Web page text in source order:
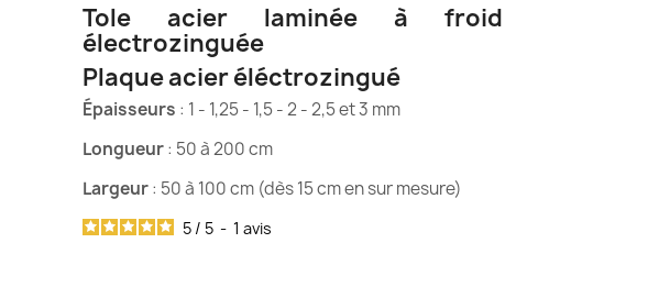
Tole acier laminée à froid
électrozinguée
Plaque acier éléctrozingué
Épaisseurs : 1 - 1,25 - 1,5 - 2 - 2,5 et 3 mm
Longueur: 50 à 200 cm
Largeur: 50 à 100 cm (dès 15 cm en sur mesure)
5 / 5 - 1 avis